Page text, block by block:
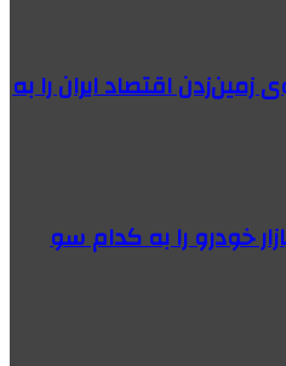
اقتصاد ایران را به
خودرو را به کدام سو